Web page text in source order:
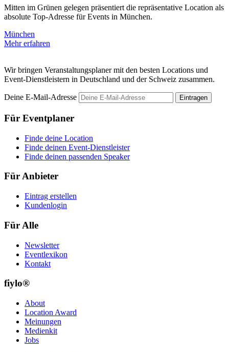
Mitten im Grünen gelegen präsentiert die repräsentative Location als
absolute Top-Adresse für Events in München.
München
Mehr erfahren
Wir bringen Veranstaltungsplaner mit den besten Locations und
Event-Dienstleistern in Deutschland und der Schweiz zusammen.
Deine E-Mail-Adresse Eintragen
Für Eventplaner
Finde deine Location
Finde deinen Event-Dienstleister
Finde deinen passenden Speaker
Für Anbieter
Eintrag erstellen
Kundenlogin
Für Alle
Newsletter
Eventlexikon
Kontakt
fiylo®
About
Location Award
Meinungen
Medienkit
Jobs